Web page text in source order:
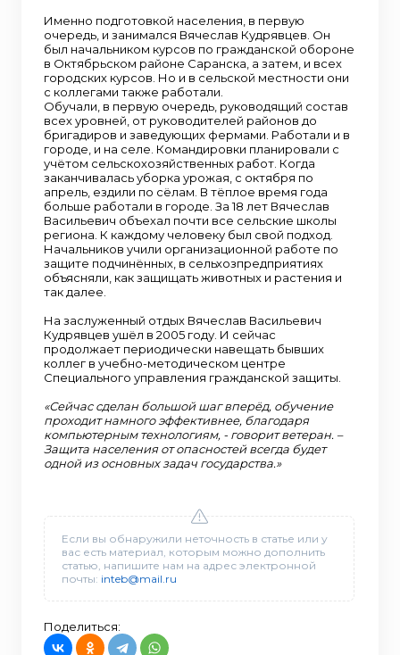
Именно подготовкой населения, в первую
очередь, и занимался Вячеслав Кудрявцев. Он
был начальником курсов по гражданской обороне
в Октябрьском районе Саранска, а затем, и всех
городских курсов. Но и в сельской местности они
с коллегами также работали.
Обучали, в первую очередь, руководящий состав
всех уровней, от руководителей районов до
бригадиров и заведующих фермами. Работали и в
городе, и на селе. Командировки планировали с
учётом сельскохозяйственных работ. Когда
заканчивалась уборка урожая, с октября по
апрель, ездили по сёлам. В тёплое время года
больше работали в городе. За 18 лет Вячеслав
Васильевич объехал почти все сельские школы
региона. К каждому человеку был свой подход.
Начальников учили организационной работе по
защите подчинённых, в сельхозпредприятиях
объясняли, как защищать животных и растения и
так далее.
На заслуженный отдых Вячеслав Васильевич
Кудрявцев ушёл в 2005 году. И сейчас
продолжает периодически навещать бывших
коллег в учебно-методическом центре
Специального управления гражданской защиты.
«Сейчас сделан большой шаг вперёд, обучение
проходит намного эффективнее, благодаря
компьютерным технологиям, - говорит ветеран. –
Защита населения от опасностей всегда будет
одной из основных задач государства.»
Если вы обнаружили неточность в статье или у
вас есть материал, которым можно дополнить
статью, напишите нам на адрес электронной
почты: inteb@mail.ru
Поделиться: